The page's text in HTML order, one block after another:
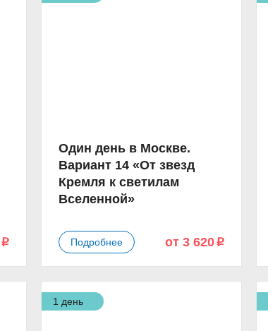
p
Один день в Москве.
Вариант 14 «От звезд
Кремля к светилам
Вселенной»
Подробнее от 3 620p
1 день